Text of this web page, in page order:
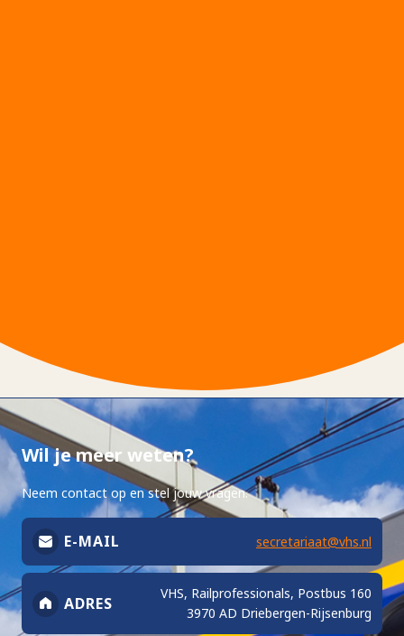
Wil je meer weten?
Neem contact op en stel jouw vragen.
E-MAIL secretariaat@vhs.nl
ADRES
VHS, Railprofessionals, Postbus 160
3970 AD Driebergen-Rijsenburg